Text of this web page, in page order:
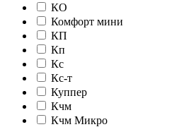
КО
Комфорт мини
КП
Кп
Кс
Кс-т
Куппер
Кчм
Кчм Микро